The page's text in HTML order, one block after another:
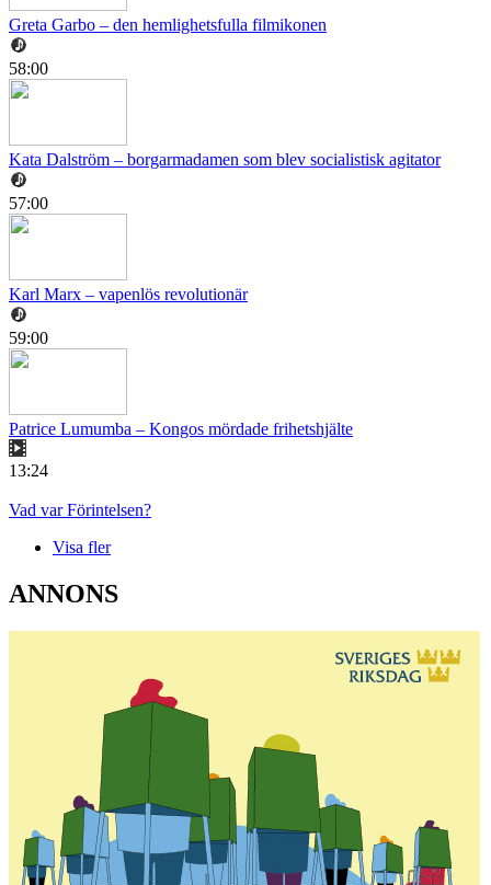
Greta Garbo – den hemlighetsfulla filmikonen
58:00
Kata Dalström – borgarmadamen som blev socialistisk agitator
57:00
Karl Marx – vapenlös revolutionär
59:00
Patrice Lumumba – Kongos mördade frihetshjälte
13:24
Vad var Förintelsen?
Visa fler
ANNONS